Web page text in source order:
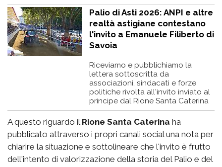
Palio di Asti 2026: ANPI e altre
realtà astigiane contestano
l'invito a Emanuele Filiberto di
Savoia
Riceviamo e pubblichiamo la
lettera sottoscritta da
associazioni, sindacati e forze
politiche rivolta all'invito inviato al
principe dal Rione Santa Caterina
A questo riguardo il Rione Santa Caterina ha
pubblicato attraverso i propri canali social una nota per
chiarire la situazione e sottolineare che l'invito è frutto
dell'intento di valorizzazione della storia del Palio e del